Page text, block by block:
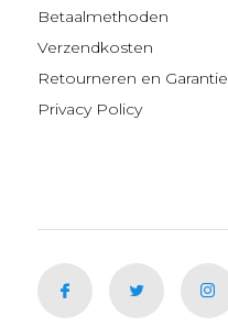
Betaalmethoden
Verzendkosten
Retourneren en Garantie
Privacy Policy